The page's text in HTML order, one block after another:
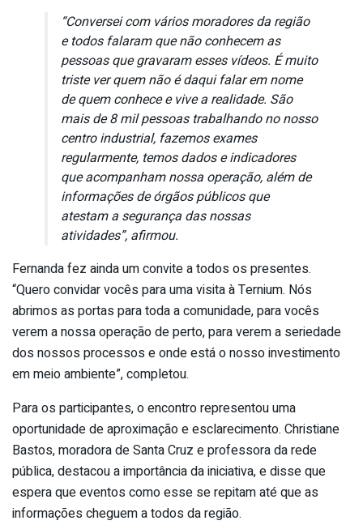
“Conversei com vários moradores da região
e todos falaram que não conhecem as
pessoas que gravaram esses vídeos. É muito
triste ver quem não é daqui falar em nome
de quem conhece e vive a realidade. São
mais de 8 mil pessoas trabalhando no nosso
centro industrial, fazemos exames
regularmente, temos dados e indicadores
que acompanham nossa operação, além de
informações de órgãos públicos que
atestam a segurança das nossas
atividades”, afirmou.
Fernanda fez ainda um convite a todos os presentes.
“Quero convidar vocês para uma visita à Ternium. Nós
abrimos as portas para toda a comunidade, para vocês
verem a nossa operação de perto, para verem a seriedade
dos nossos processos e onde está o nosso investimento
em meio ambiente”, completou.
Para os participantes, o encontro representou uma
oportunidade de aproximação e esclarecimento. Christiane
Bastos, moradora de Santa Cruz e professora da rede
pública, destacou a importância da iniciativa, e disse que
espera que eventos como esse se repitam até que as
informações cheguem a todos da região.